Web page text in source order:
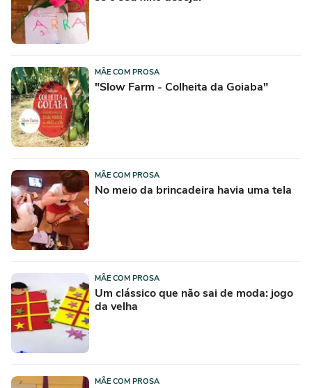
MÃE COM PROSA
"Slow Farm - Colheita da Goiaba"
MÃE COM PROSA
No meio da brincadeira havia uma tela
MÃE COM PROSA
Um clássico que não sai de moda: jogo
da velha
MÃE COM PROSA